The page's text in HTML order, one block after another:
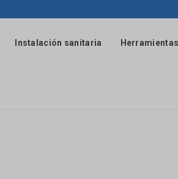
Instalación sanitaria Herramientas